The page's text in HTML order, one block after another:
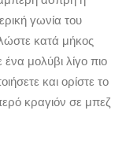
γωνία του
κατά μήκος
μολύβι λίγο πιο
και ορίστε το
κραγιόν σε μπεζ